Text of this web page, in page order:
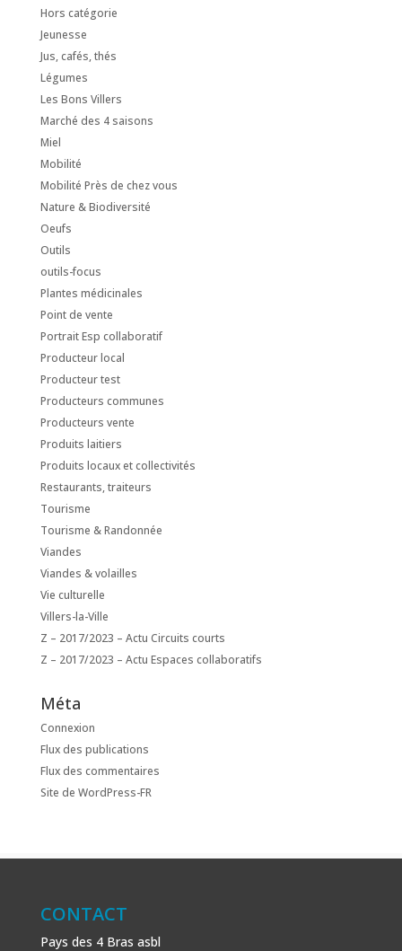
Hors catégorie
Jeunesse
Jus, cafés, thés
Légumes
Les Bons Villers
Marché des 4 saisons
Miel
Mobilité
Mobilité Près de chez vous
Nature & Biodiversité
Oeufs
Outils
outils-focus
Plantes médicinales
Point de vente
Portrait Esp collaboratif
Producteur local
Producteur test
Producteurs communes
Producteurs vente
Produits laitiers
Produits locaux et collectivités
Restaurants, traiteurs
Tourisme
Tourisme & Randonnée
Viandes
Viandes & volailles
Vie culturelle
Villers-la-Ville
Z – 2017/2023 – Actu Circuits courts
Z – 2017/2023 – Actu Espaces collaboratifs
Méta
Connexion
Flux des publications
Flux des commentaires
Site de WordPress-FR
CONTACT
Pays des 4 Bras asbl